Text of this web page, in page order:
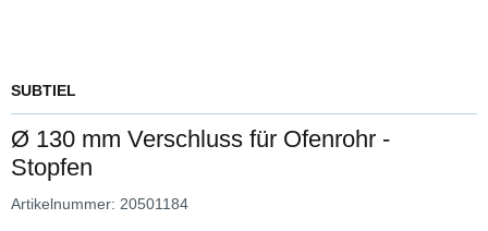
SUBTIEL
Ø 130 mm Verschluss für Ofenrohr -
Stopfen
Artikelnummer: 20501184